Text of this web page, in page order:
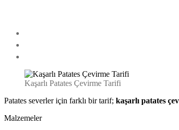
Kaşarlı Patates Çevirme Tarifi
Patates severler için farklı bir tarif; kaşarlı patates
Malzemeler